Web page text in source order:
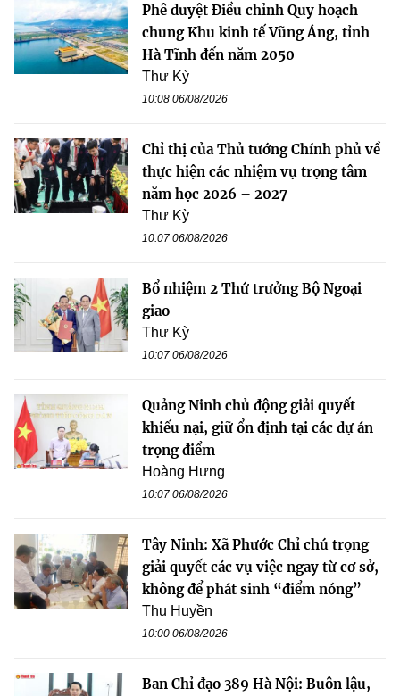
Phê duyệt Điều chỉnh Quy hoạch
chung Khu kinh tế Vũng Áng, tỉnh
Hà Tĩnh đến năm 2050
Thư Kỳ
10:08 06/08/2026
Chỉ thị của Thủ tướng Chính phủ về
thực hiện các nhiệm vụ trọng tâm
năm học 2026 – 2027
Thư Kỳ
10:07 06/08/2026
Bổ nhiệm 2 Thứ trưởng Bộ Ngoại
giao
Thư Kỳ
10:07 06/08/2026
Quảng Ninh chủ động giải quyết
khiếu nại, giữ ổn định tại các dự án
trọng điểm
Hoàng Hưng
10:07 06/08/2026
Tây Ninh: Xã Phước Chỉ chú trọng
giải quyết các vụ việc ngay từ cơ sở,
không để phát sinh “điểm nóng”
Thu Huyền
10:00 06/08/2026
Ban Chỉ đạo 389 Hà Nội: Buôn lậu,